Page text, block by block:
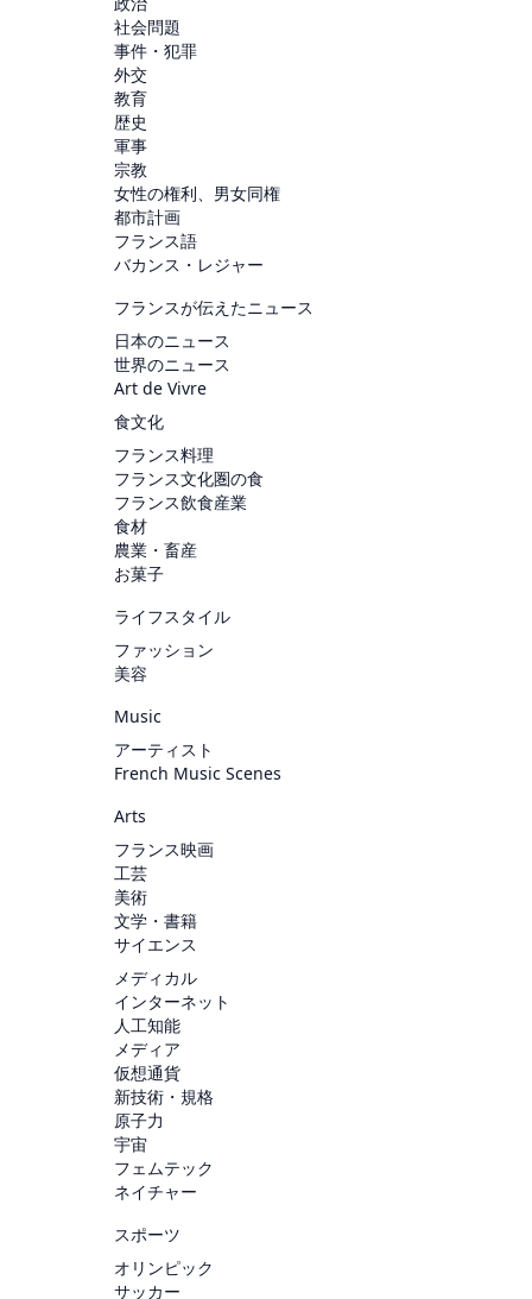
社会問題
事件・犯罪
外交
教育
歴史
軍事
宗教
女性の権利、男女同権
都市計画
フランス語
バカンス・レジャー
フランスが伝えたニュース
日本のニュース
世界のニュース
Art de Vivre
食文化
フランス料理
フランス文化圏の食
フランス飲食産業
食材
農業・畜産
お菓子
ライフスタイル
ファッション
美容
Music
アーティスト
French Music Scenes
Arts
フランス映画
工芸
美術
文学・書籍
サイエンス
メディカル
インターネット
人工知能
メディア
仮想通貨
新技術・規格
原子力
宇宙
フェムテック
ネイチャー
スポーツ
オリンピック
サッカー